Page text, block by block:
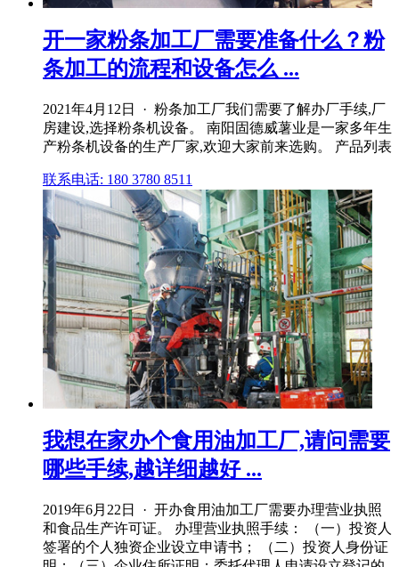
开一家粉条加工厂需要准备什么？粉
条加工的流程和设备怎么 ...
2021年4月12日 · 粉条加工厂我们需要了解办厂手续,厂
房建设,选择粉条机设备。 南阳固德威薯业是一家多年生
产粉条机设备的生产厂家,欢迎大家前来选购。 产品列表
联系电话: 180 3780 8511
我想在家办个食用油加工厂,请问需要
哪些手续,越详细越好 ...
2019年6月22日 · 开办食用油加工厂需要办理营业执照
和食品生产许可证。 办理营业执照手续： （一）投资人
签署的个人独资企业设立申请书； （二）投资人身份证